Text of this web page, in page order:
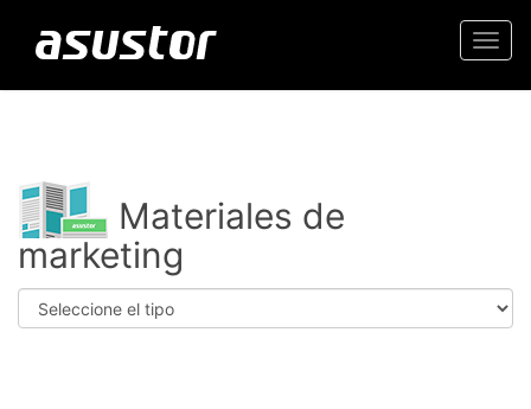
Materiales de
marketing